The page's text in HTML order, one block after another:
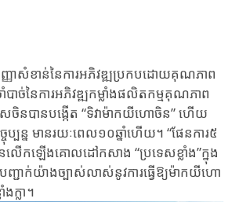
សំខាន់​នៃការអភិវឌ្ឍ​ប្រកបដោយ​គុណភាព
បាច់​នៃ​ការអភិវឌ្ឍ​កម្លាំងផលិតកម្មគុណភាព
ស​ចិន​បាន​បង្កើត​ “ទិវា​ម៉ាកយីហោ​ចិន​”​ ​ហើយ​
ន្ន ​មាន​រយៈពេល​១០​ឆ្នាំ​ហើយ​។ “ផែនការ​៥​
លើកឡើង​គោលដៅកសាង​ “​ប្រទេសខ្លាំង​”​ក្នុង​
ជាក់​យ៉ាង​ច្បាស់លាស់​នូវ​ការ​ធ្វើ​ឱ្យ​ម៉ាកយីហោ​
ក្លា។